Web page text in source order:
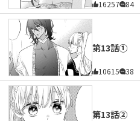
16257 84
第13話①
10615 38
第13話②